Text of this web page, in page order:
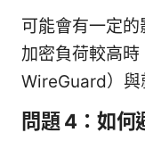
可能會有一定
加密負荷較高
WireGuard）與
問題 4：如何